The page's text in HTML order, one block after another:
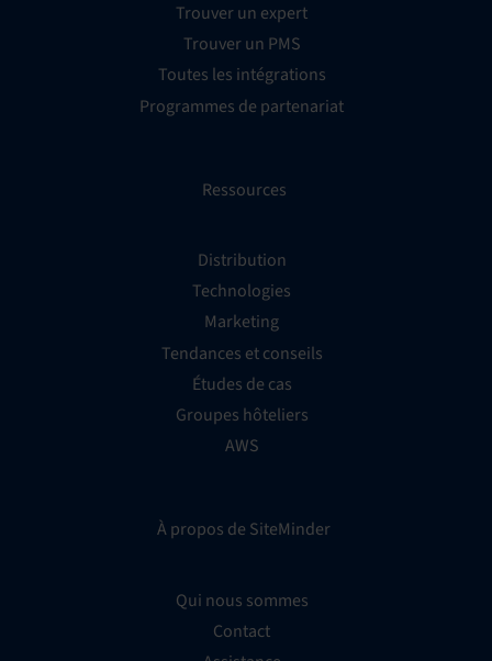
Trouver un expert
Trouver un PMS
Toutes les intégrations
Programmes de partenariat
Ressources
Distribution
Technologies
Marketing
Tendances et conseils
Études de cas
Groupes hôteliers
AWS
À propos de SiteMinder
Qui nous sommes
Contact